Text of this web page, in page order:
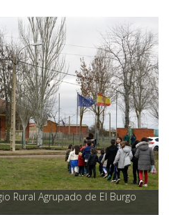
Rural Agrupado de El Burgo